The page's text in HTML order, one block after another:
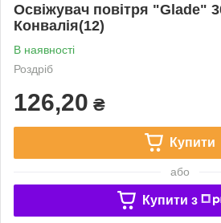
Освіжувач повітря "Glade"
Конвалія(12)
В наявності
Роздріб
126,20 ₴
Купити
або
Купити з